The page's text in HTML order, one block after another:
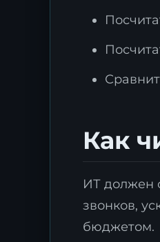
Как
ИТ должен
звонков,
бюджетом.